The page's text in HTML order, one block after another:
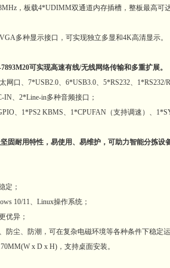
，板载4*UDIMM双通道内存插槽，整板最高可
多种显示接口，可实现独立多显和4K高清显示。
可实现高速有线/无线网络传输和多重扩展。
口、7*USB2.0、6*USB3.0、5*RS232、1*RS232/
、2*Line-in多种音频接口；
、1*PS2 KBMS、1*CPUFAN（支持调速）、
固耐用特性，易使用、易维护，可助力智能分拣设
；
10/11、Linux操作系统；
异；
尘、防潮，可在复杂电磁环境等各种条件下稳定
x D x H)，支持桌面安装。